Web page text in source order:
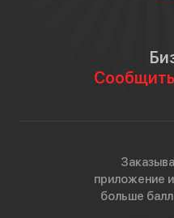
приложение
больше